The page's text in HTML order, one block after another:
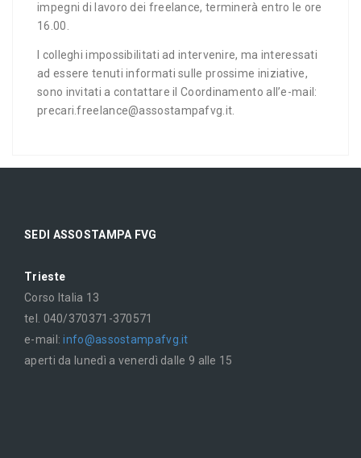
impegni di lavoro dei freelance, terminerà entro le ore
16.00.
I colleghi impossibilitati ad intervenire, ma interessati
ad essere tenuti informati sulle prossime iniziative,
sono invitati a contattare il Coordinamento all’e-mail:
precari.freelance@assostampafvg.it.
SEDI ASSOSTAMPA FVG
Trieste
Corso Italia 13
tel. 040/370371-370571
e-mail:info@assostampafvg.it
aperti da lunedì a venerdì dalle 9 alle 15